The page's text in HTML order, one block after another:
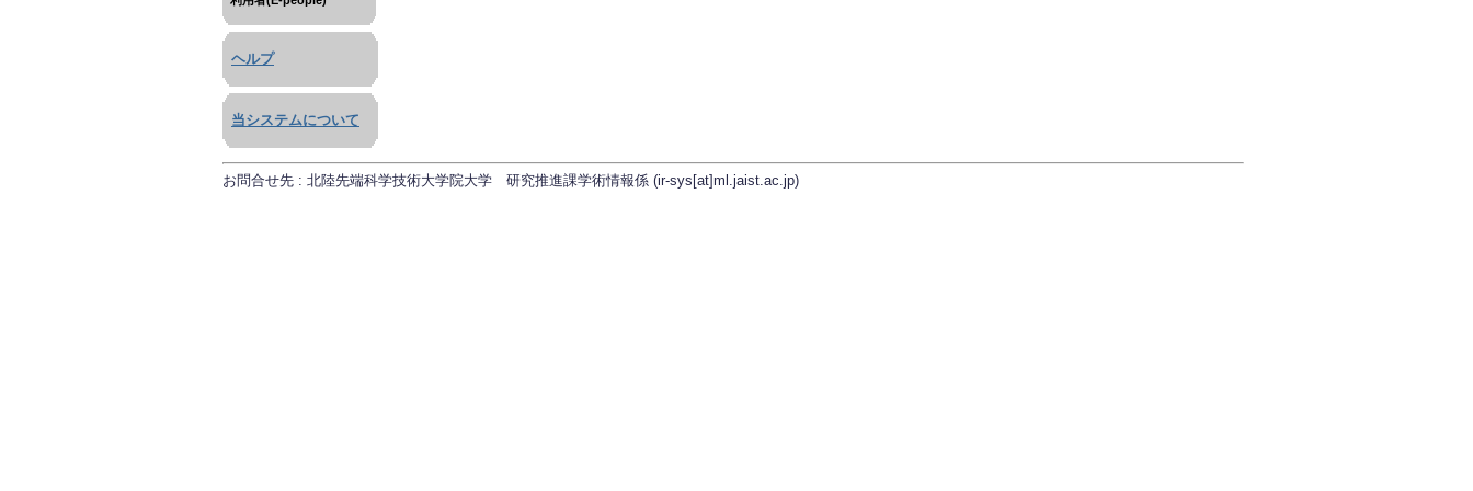
ヘルプ
当システムについて
お問合せ先 : 北陸先端科学技術大学院大学 研究推進課学術情報係 (ir-sys[at]ml.jaist.ac.jp)